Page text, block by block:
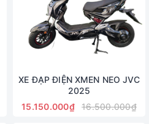
XE ĐẠP ĐIỆN XMEN NEO JVC
2025
15.150.000₫
16.500.000₫